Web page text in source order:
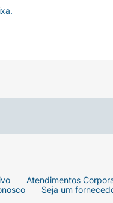
Atendimentos
Seja um